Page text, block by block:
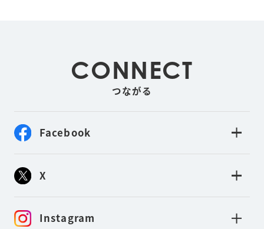
CONNECT
つながる
Facebook
X
Instagram